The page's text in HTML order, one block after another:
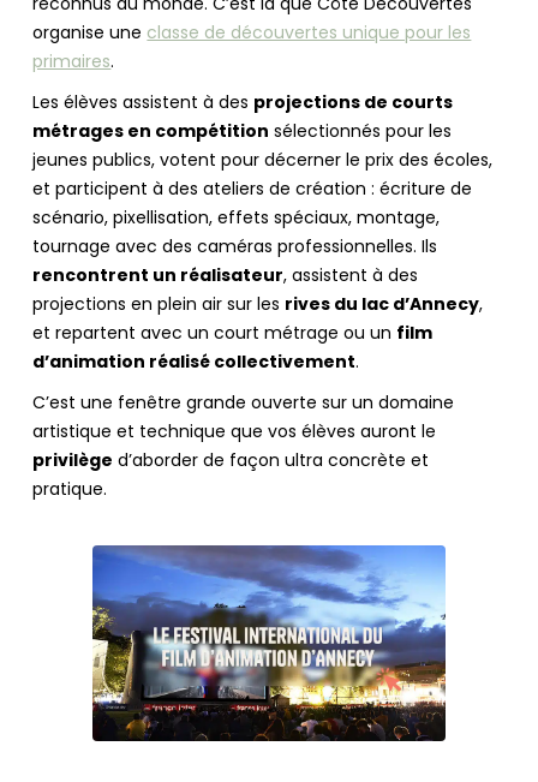
organise une classe de découvertes unique pour les
primaires.
Les élèves assistent à des projections de courts
métrages en compétition sélectionnés pour les
jeunes publics, votent pour décerner le prix des écoles,
et participent à des ateliers de création : écriture de
scénario, pixellisation, effets spéciaux, montage,
tournage avec des caméras professionnelles. Ils
rencontrent un réalisateur, assistent à des
projections en plein air sur les rives du lac d’Annecy,
et repartent avec un court métrage ou un film
d’animation réalisé collectivement.
C’est une fenêtre grande ouverte sur un domaine
artistique et technique que vos élèves auront le
privilège d’aborder de façon ultra concrète et
pratique.